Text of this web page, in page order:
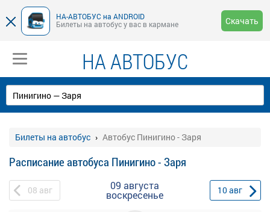
НА-АВТОБУС на ANDROID
Билеты на автобус у вас в кармане
Скачать
НА АВТОБУС
Билеты на автобус Автобус Пинигино - Заря
Расписание автобуса Пинигино - Заря
08 авг 09 августа
воскресенье 10авг